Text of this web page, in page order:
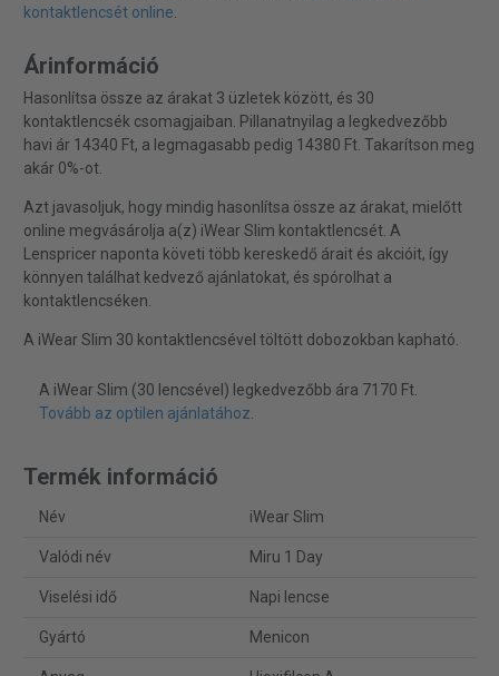
kontaktlencsét online.
Árinformáció
Hasonlítsa össze az árakat 3 üzletek között, és 30
kontaktlencsék csomagjaiban. Pillanatnyilag a legkedvezőbb
havi ár 14340 Ft, a legmagasabb pedig 14380 Ft. Takarítson meg
akár 0%-ot.
Azt javasoljuk, hogy mindig hasonlítsa össze az árakat, mielőtt
online megvásárolja a(z) iWear Slim kontaktlencsét. A
Lenspricer naponta követi több kereskedő árait és akcióit, így
könnyen találhat kedvező ajánlatokat, és spórolhat a
kontaktlencséken.
A iWear Slim 30 kontaktlencsével töltött dobozokban kapható.
A iWear Slim (30 lencsével) legkedvezőbb ára 7170 Ft.
Tovább az optilen ajánlatához.
Termék információ
Név iWear Slim
Valódi név Miru 1 Day
Viselési idő Napi lencse
Gyártó Menicon